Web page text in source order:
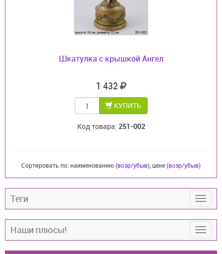
Шкатулка с крышкой Ангел
1 432
КУПИТЬ
Код товара: 251-002
Сортировать по: наименованию (возр/убыв), цене (возр/убыв)
Теги
Наши плюсы!